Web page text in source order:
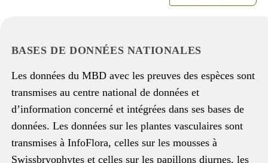
BASES DE DONNÉES NATIONALES
Les données du MBD avec les preuves des espèces sont
transmises au centre national de données et
d’information concerné et intégrées dans ses bases de
données. Les données sur les plantes vasculaires sont
transmises à InfoFlora, celles sur les mousses à
Swissbryophytes et celles sur les papillons diurnes, les